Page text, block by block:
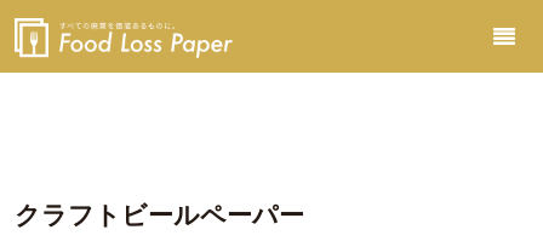
クラフトビールペーパー